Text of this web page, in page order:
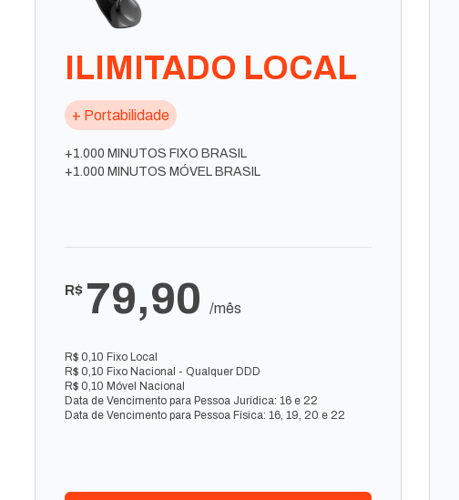
ILIMITADO LOCAL
+ Portabilidade
+1.000 MINUTOS FIXO BRASIL
+1.000 MINUTOS MÓVEL BRASIL
R$ 79,90 /mês
R$ 0,10 Fixo Local
R$ 0,10 Fixo Nacional - Qualquer DDD
R$ 0,10 Móvel Nacional
Data de Vencimento para Pessoa Jurídica: 16 e 22
Data de Vencimento para Pessoa Física: 16, 19, 20 e 22